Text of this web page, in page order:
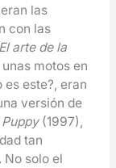
las
con las
El arte de la
motos en
es este?, eran
versión de
Puppy(1997),
tan
solo el